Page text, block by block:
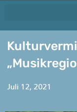
Juli 12, 2021